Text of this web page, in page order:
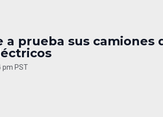
a prueba sus camiones
pm PST